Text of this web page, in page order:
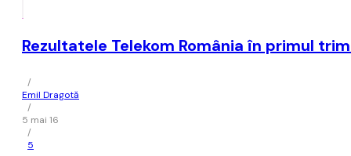
Rezultatele Telekom România în primul
/
Emil Dragotă
/
5 mai 16
/
5